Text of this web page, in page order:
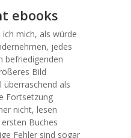
ebooks
mich, als würde
jedes
befriedigenden
Bild
als
Fortsetzung
nicht, lesen
Buches
Fehler sind sogar